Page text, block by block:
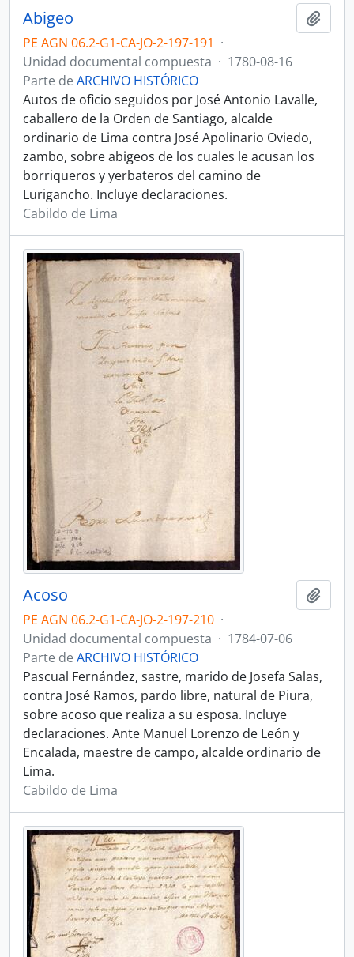
Abigeo
PE AGN 06.2-G1-CA-JO-2-197-191 ·
Unidad documental compuesta · 1780-08-16
Parte de ARCHIVO HISTÓRICO
Autos de oficio seguidos por José Antonio Lavalle,
caballero de la Orden de Santiago, alcalde
ordinario de Lima contra José Apolinario Oviedo,
zambo, sobre abigeos de los cuales le acusan los
borriqueros y yerbateros del camino de
Lurigancho. Incluye declaraciones.
Cabildo de Lima
Acoso
PE AGN 06.2-G1-CA-JO-2-197-210 ·
Unidad documental compuesta · 1784-07-06
Parte de ARCHIVO HISTÓRICO
Pascual Fernández, sastre, marido de Josefa Salas,
contra José Ramos, pardo libre, natural de Piura,
sobre acoso que realiza a su esposa. Incluye
declaraciones. Ante Manuel Lorenzo de León y
Encalada, maestre de campo, alcalde ordinario de
Lima.
Cabildo de Lima